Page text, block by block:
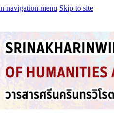
navigation menu Skip to site